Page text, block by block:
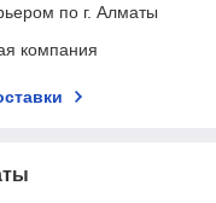
по г. Алматы
компания